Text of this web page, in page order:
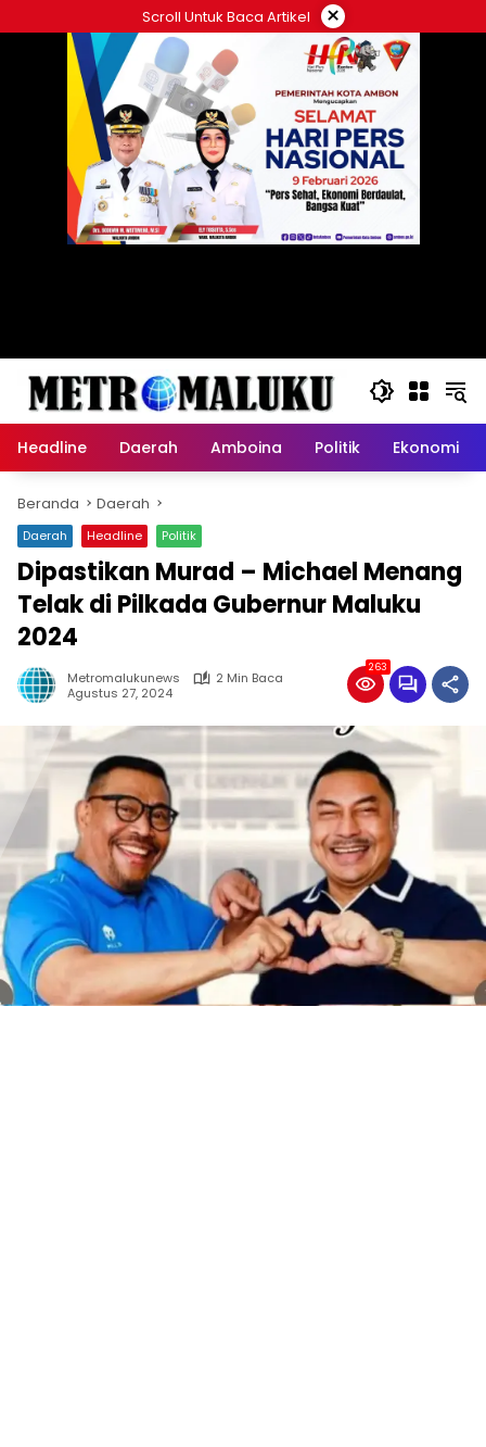
ke
Scroll Untuk Baca Artikel ×
Headline Daerah Amboina Politik Ekonomi
Beranda Daerah
Daerah Headline Politik
Dipastikan Murad – Michael Menang
Telak di Pilkada Gubernur Maluku
2024
Metromalukunews
2 Min Baca
Agustus 27, 2024
263